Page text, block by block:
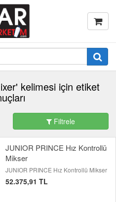
kelimesi için etiket
Filtrele
JUNIOR PRINCE Hız Kontrollü
Mikser
JUNIOR PRINCE Hız Kontrollü Mikser
52.375,91 TL